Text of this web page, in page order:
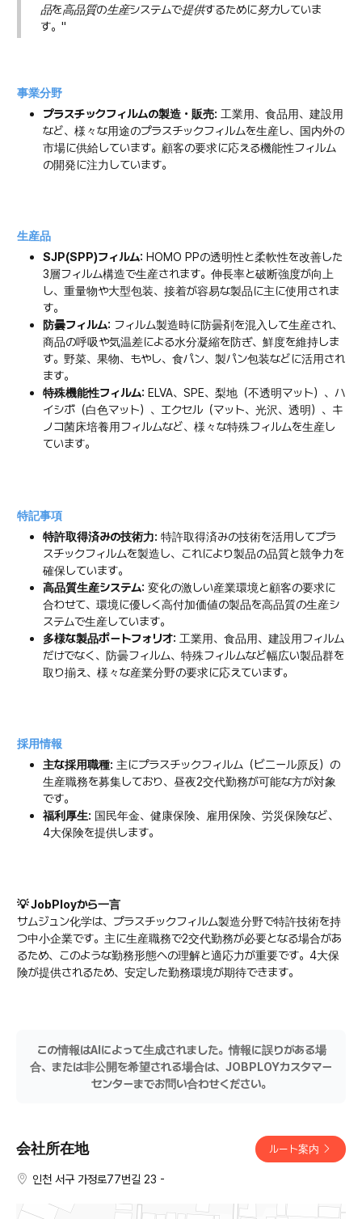
品を高品質の生産システムで提供するために努力していま
す。"
事業分野
プラスチックフィルムの製造・販売: 工業用、食品用、建設用
など、様々な用途のプラスチックフィルムを生産し、国内外の
市場に供給しています。顧客の要求に応える機能性フィルム
の開発に注力しています。
生産品
SJP(SPP)フィルム: HOMO PPの透明性と柔軟性を改善した
3層フィルム構造で生産されます。伸長率と破断強度が向上
し、重量物や大型包装、接着が容易な製品に主に使用されま
す。
防曇フィルム: フィルム製造時に防曇剤を混入して生産され、
商品の呼吸や気温差による水分凝縮を防ぎ、鮮度を維持しま
す。野菜、果物、もやし、食パン、製パン包装などに活用され
ます。
特殊機能性フィルム: ELVA、SPE、梨地（不透明マット）、ハ
イシボ（白色マット）、エクセル（マット、光沢、透明）、キ
ノコ菌床培養用フィルムなど、様々な特殊フィルムを生産し
ています。
特記事項
特許取得済みの技術力: 特許取得済みの技術を活用してプラ
スチックフィルムを製造し、これにより製品の品質と競争力を
確保しています。
高品質生産システム: 変化の激しい産業環境と顧客の要求に
合わせて、環境に優しく高付加価値の製品を高品質の生産シ
ステムで生産しています。
多様な製品ポートフォリオ: 工業用、食品用、建設用フィルム
だけでなく、防曇フィルム、特殊フィルムなど幅広い製品群を
取り揃え、様々な産業分野の要求に応えています。
採用情報
主な採用職種: 主にプラスチックフィルム（ビニール原反）の
生産職務を募集しており、昼夜2交代勤務が可能な方が対象
です。
福利厚生: 国民年金、健康保険、雇用保険、労災保険など、
4大保険を提供します。
💡 JobPloyから一言
サムジュン化学は、プラスチックフィルム製造分野で特許技術を持
つ中小企業です。主に生産職務で2交代勤務が必要となる場合があ
るため、このような勤務形態への理解と適応力が重要です。4大保
険が提供されるため、安定した勤務環境が期待できます。
この情報はAIによって生成されました。情報に誤りがある場
合、または非公開を希望される場合は、JOBPLOYカスタマー
センターまでお問い合わせください。
会社所在地 ルート案内
인천 서구 가정로77번길 23 -